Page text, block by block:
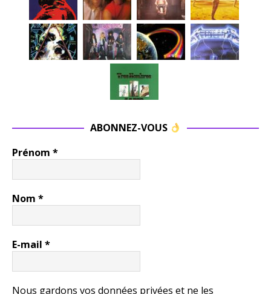
ABONNEZ-VOUS
Prénom *
Nom *
E-mail *
Nous gardons vos données privées et ne les